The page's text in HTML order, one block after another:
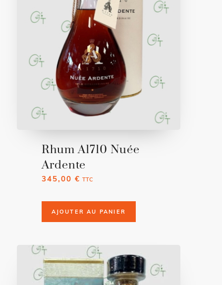
Rhum A1710 Nuée
Ardente
345,00 € TTC
AJOUTER AU PANIER